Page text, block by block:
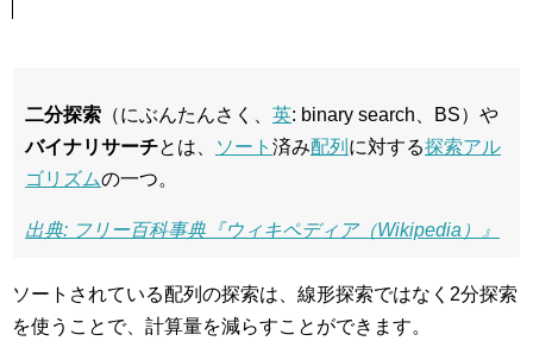
二分探索 （にぶんたんさく、 英: binary search、BS）や
バイナリサーチとは、 ソート 済み配列 に対する探索アル
ゴリズムの一つ。
出典: フリー百科事典『ウィキペディア（Wikipedia）』
ソートされている配列の探索は、線形探索ではなく2分探索
を使うことで、計算量を減らすことができます。